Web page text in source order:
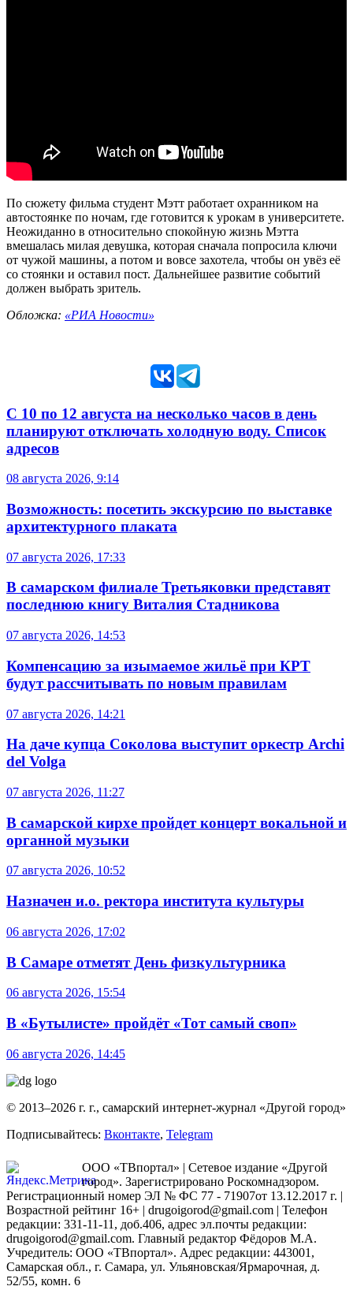
По сюжету фильма студент Мэтт работает охранником на
автостоянке по ночам, где готовится к урокам в университете.
Неожиданно в относительно спокойную жизнь Мэтта
вмешалась милая девушка, которая сначала попросила ключи
от чужой машины, а потом и вовсе захотела, чтобы он увёз её
со стоянки и оставил пост. Дальнейшее развитие событий
должен выбрать зритель.
Обложка: «РИА Новости»
С 10 по 12 августа на несколько часов в день
планируют отключать холодную воду. Список
адресов
08 августа 2026, 9:14
Возможность: посетить экскурсию по выставке
архитектурного плаката
07 августа 2026, 17:33
В самарском филиале Третьяковки представят
последнюю книгу Виталия Стадникова
07 августа 2026, 14:53
Компенсацию за изымаемое жильё при КРТ
будут рассчитывать по новым правилам
07 августа 2026, 14:21
На даче купца Соколова выступит оркестр Archi
del Volga
07 августа 2026, 11:27
В самарской кирхе пройдет концерт вокальной и
органной музыки
07 августа 2026, 10:52
Назначен и.о. ректора института культуры
06 августа 2026, 17:02
В Самаре отметят День физкультурника
06 августа 2026, 15:54
В «Бутылисте» пройдёт «Тот самый своп»
06 августа 2026, 14:45
© 2013–2026 г. г., самарский интернет-журнал «Другой город»
Подписывайтесь: Вконтакте, Telegram
ООО «ТВпортал» | Сетевое издание «Другой
город». Зарегистрировано Роскомнадзором.
Регистрационный номер ЭЛ № ФС 77 - 71907от 13.12.2017 г. |
Возрастной рейтинг 16+ | drugoigorod@gmail.com | Телефон
редакции: 331-11-11, доб.406, адрес эл.почты редакции:
drugoigorod@gmail.com. Главный редактор Фёдоров М.А.
Учредитель: ООО «ТВпортал». Адрес редакции: 443001,
Самарская обл., г. Самара, ул. Ульяновская/Ярмарочная, д.
52/55, комн. 6